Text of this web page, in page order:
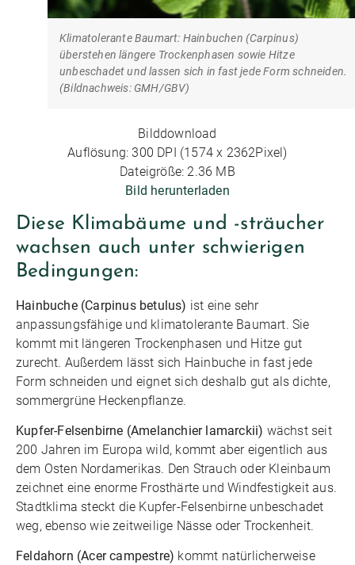
Klimatolerante Baumart: Hainbuchen (Carpinus)
überstehen längere Trockenphasen sowie Hitze
unbeschadet und lassen sich in fast jede Form schneiden.
(Bildnachweis: GMH/GBV)
Bilddownload
Auflösung: 300 DPI (1574 x 2362Pixel)
Dateigröße: 2.36 MB
Bild herunterladen
Diese Klimabäume und -sträucher
wachsen auch unter schwierigen
Bedingungen:
Hainbuche (Carpinus betulus) ist eine sehr
anpassungsfähige und klimatolerante Baumart. Sie
kommt mit längeren Trockenphasen und Hitze gut
zurecht. Außerdem lässt sich Hainbuche in fast jede
Form schneiden und eignet sich deshalb gut als dichte,
sommergrüne Heckenpflanze.
Kupfer-Felsenbirne (Amelanchier lamarckii) wächst seit
200 Jahren im Europa wild, kommt aber eigentlich aus
dem Osten Nordamerikas. Den Strauch oder Kleinbaum
zeichnet eine enorme Frosthärte und Windfestigkeit aus.
Stadtklima steckt die Kupfer-Felsenbirne unbeschadet
weg, ebenso wie zeitweilige Nässe oder Trockenheit.
Feldahorn (Acer campestre) kommt natürlicherweise